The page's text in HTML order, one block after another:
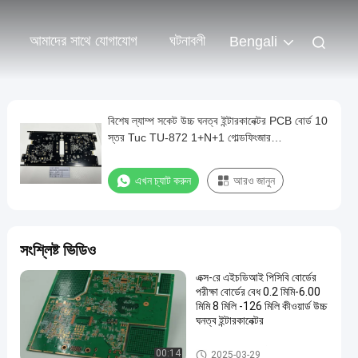
আমাদের সাথে যোগাযোগ ঘটনাবলী Bengali
বিশেষ ল্যাম্প সকেট উচ্চ ঘনত্ব ইন্টারকানেক্টর PCB বোর্ড 10
স্তর Tuc TU-872 1+N+1 গোল্ডফিংজার
এখন চ্যাট করুন আরও জানুন
সংশ্লিষ্ট ভিডিও
00:14
এক্স-রে এইচডিআই পিসিবি বোর্ডের
পরীক্ষা বোর্ডের বেধ 0.2 মিমি-6.00
মিমি 8 মিলি -126 মিলি কীওয়ার্ড উচ্চ
ঘনত্ব ইন্টারকানেক্টর
এইচডিআই পিসিবি বোর্ড
2025-03-29